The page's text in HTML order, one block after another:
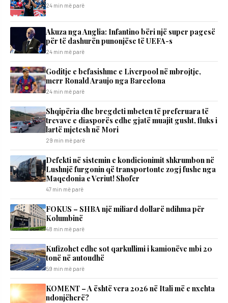
24 min më parë
Akuza nga Anglia: Infantino bëri një super pagesë
për të dashurën punonjëse të UEFA-s
24 min më parë
Goditje e befasishme e Liverpool në mbrojtje,
merr Ronald Araujo nga Barcelona
24 min më parë
Shqipëria dhe bregdeti mbeten të preferuara të
trevave e diasporës edhe gjatë muajit gusht, fluks i
lartë mjetesh në Mori
29 min më parë
Defekti në sistemin e kondicionimit shkrumbon në
Lushnjë furgonin që transportonte zogj fushe nga
Maqedonia e Veriut! Shofer
47 min më parë
FOKUS – SHBA një miliard dollarë ndihma për
Kolumbinë
48 min më parë
Kufizohet edhe sot qarkullimi i kamionëve mbi 20
tonë në autoudhë
59 min më parë
KOMENT – A është vera 2026 në Itali më e nxehta
ndonjëherë?